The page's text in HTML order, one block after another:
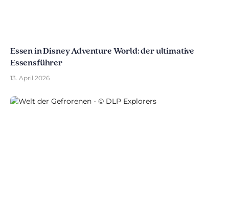
Essen in Disney Adventure World: der ultimative
Essensführer
13. April 2026